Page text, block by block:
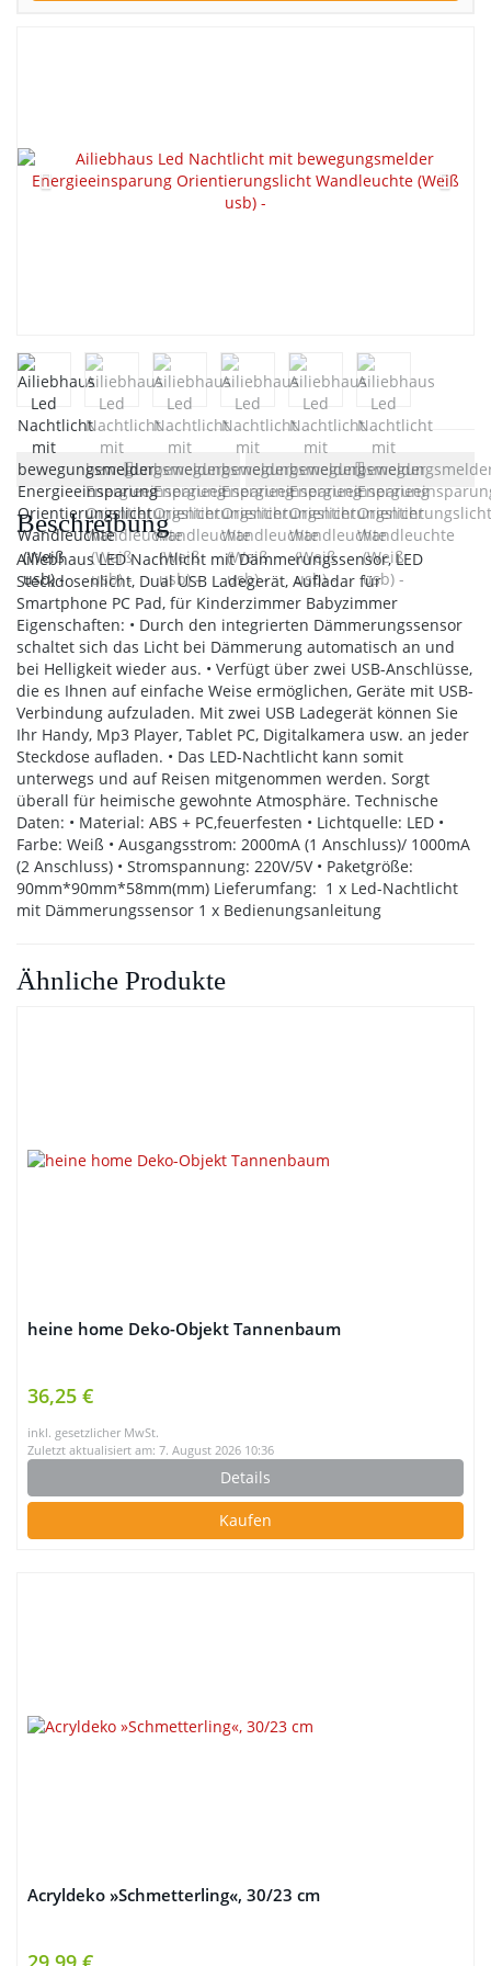
Beschreibung
Ailiebhaus LED Nachtlicht mit Dämmerungssensor, LED
Steckdosenlicht, Dual USB Ladegerät, Aufladar für
Smartphone PC Pad, für Kinderzimmer Babyzimmer
Eigenschaften: • Durch den integrierten Dämmerungssensor
schaltet sich das Licht bei Dämmerung automatisch an und
bei Helligkeit wieder aus. • Verfügt über zwei USB-Anschlüsse,
die es Ihnen auf einfache Weise ermöglichen, Geräte mit USB-
Verbindung aufzuladen. Mit zwei USB Ladegerät können Sie
Ihr Handy, Mp3 Player, Tablet PC, Digitalkamera usw. an jeder
Steckdose aufladen. • Das LED-Nachtlicht kann somit
unterwegs und auf Reisen mitgenommen werden. Sorgt
überall für heimische gewohnte Atmosphäre. Technische
Daten: • Material: ABS + PC,feuerfesten • Lichtquelle: LED •
Farbe: Weiß • Ausgangsstrom: 2000mA (1 Anschluss)/ 1000mA
(2 Anschluss) • Stromspannung: 220V/5V • Paketgröße:
90mm*90mm*58mm(mm) Lieferumfang: 1 x Led-Nachtlicht
mit Dämmerungssensor 1 x Bedienungsanleitung
Ähnliche Produkte
heine home Deko-Objekt Tannenbaum
36,25 €
inkl. gesetzlicher MwSt.
Zuletzt aktualisiert am: 7. August 2026 10:36
Details
Kaufen
Acryldeko »Schmetterling«, 30/23 cm